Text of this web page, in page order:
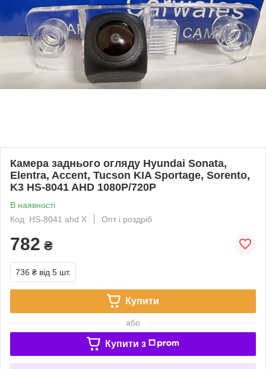
Камера заднього огляду Hyundai Sonata,
Elentra, Accent, Tucson KIA Sportage, Sorento,
K3 HS-8041 AHD 1080P/720P
В наявності
Код: HS-8041 ahd X
Опт і роздріб
782 ₴
736 ₴ від 5 шт.
Купити
або
Купити з